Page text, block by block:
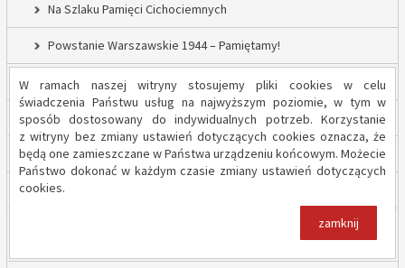
W ramach naszej witryny stosujemy pliki cookies w celu
świadczenia Państwu usług na najwyższym poziomie, w tym w
sposób dostosowany do indywidualnych potrzeb. Korzystanie
z witryny bez zmiany ustawień dotyczących cookies oznacza, że
będą one zamieszczane w Państwa urządzeniu końcowym. Możecie
Państwo dokonać w każdym czasie zmiany ustawień dotyczących
cookies.
zamknij
Na Szlaku Pamięci Cichociemnych
Powstanie Warszawskie 1944 – Pamiętamy!
52 nowe lampy uliczne w Gminie Iłów
Inwestycja drogowa w Sadowie – prace rozpoczęte
Trwają inwestycje w Gminie Iłów
„Modernizacja Oczyszczalni Ścieków w Iłowie – etap II”
Strażacy z OSP Iłów walczą o pieniądze od Harnasia. Zachęcamy